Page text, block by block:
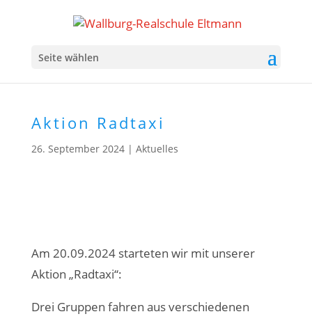
Seite wählen
Aktion Radtaxi
26. September 2024| Aktuelles
Am 20.09.2024 starteten wir mit unserer
Aktion „Radtaxi“:
Drei Gruppen fahren aus verschiedenen